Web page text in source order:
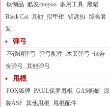
钛制品 酷友cooyoo 多用工具 黑猫
Black Cat 其他 指甲钳 钥匙扣 综合套
装
弹弓
不锈钢弹弓 弹弓配件 木叉弹弓
钛合
金弹弓
其他弹弓
甩棍
FOX狐狸 PAUL保罗甩棍 GAS蚂蚁
原
装ASP 其他甩棍 甩棍配件